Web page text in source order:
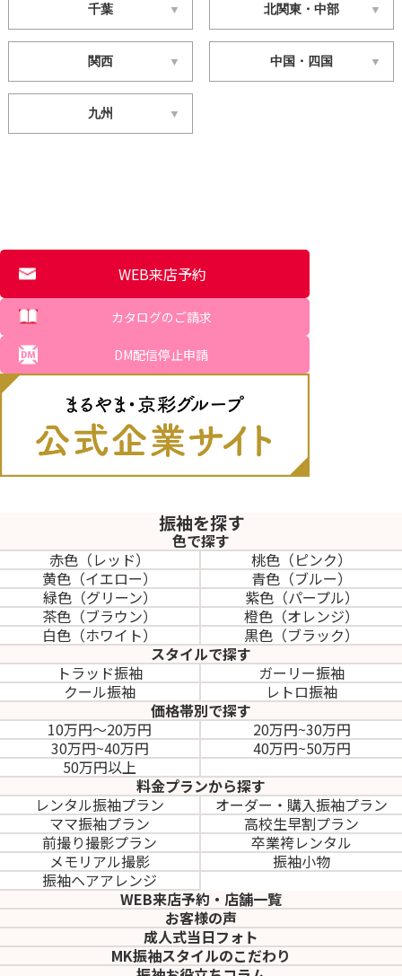
千葉 北関東・中部
関西 中国・四国
九州
WEB来店予約
カタログのご請求
DM配信停止申請
振袖を探す
色で探す
赤色（レッド）
桃色（ピンク）
黄色（イエロー）
青色（ブルー）
緑色（グリーン）
紫色（パープル）
茶色（ブラウン）
橙色（オレンジ）
白色（ホワイト）
黒色（ブラック）
スタイルで探す
トラッド振袖
ガーリー振袖
クール振袖
レトロ振袖
価格帯別で探す
10万円～20万円
20万円~30万円
30万円~40万円
40万円~50万円
50万円以上
料金プランから探す
レンタル振袖プラン
オーダー・購入振袖プラン
ママ振袖プラン
高校生早割プラン
前撮り撮影プラン
卒業袴レンタル
メモリアル撮影
振袖小物
振袖ヘアアレンジ
WEB来店予約・店舗一覧
お客様の声
成人式当日フォト
MK振袖スタイルのこだわり